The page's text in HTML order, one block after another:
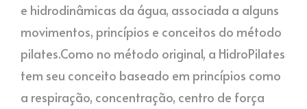
e hidrodinâmicas da água, associada a alguns
movimentos, princípios e conceitos do método
pilates.Como no método original, a HidroPilates
tem seu conceito baseado em princípios como
a respiração, concentração, centro de força